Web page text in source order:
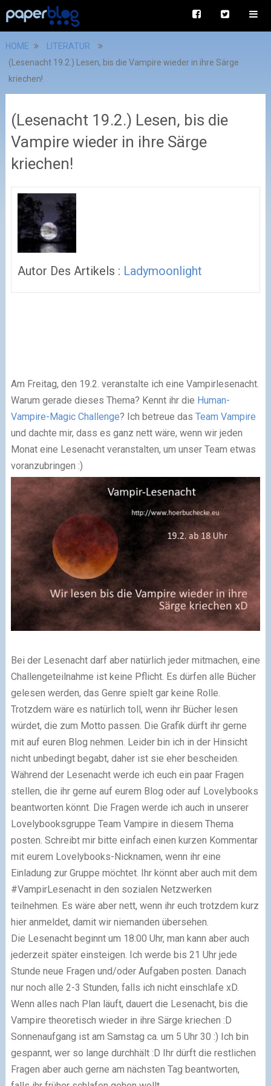
HOME
LITERATUR
(Lesenacht 19.2.) Lesen, bis die Vampire wieder in ihre Särge
kriechen!
(Lesenacht 19.2.) Lesen, bis die
Vampire wieder in ihre Särge
kriechen!
Autor Des Artikels : Ladymoonlight
Am Freitag, den 19.2. veranstalte ich eine Vampirlesenacht.
Warum gerade dieses Thema? Kennt ihr die Human-
Vampire-Magic Challenge? Ich betreue das Team Vampire
und dachte mir, dass es ganz nett wäre, wenn wir jeden
Monat eine Lesenacht veranstalten, um unser Team etwas
voranzubringen :)
Bei der Lesenacht darf aber natürlich jeder mitmachen, eine
Challengeteilnahme ist keine Pflicht. Es dürfen alle Bücher
gelesen werden, das Genre spielt gar keine Rolle.
Trotzdem wäre es natürlich toll, wenn ihr Bücher lesen
würdet, die zum Motto passen. Die Grafik dürft ihr gerne
mit auf euren Blog nehmen. Leider bin ich in der Hinsicht
nicht unbedingt begabt, daher ist sie eher bescheiden.
Während der Lesenacht werde ich euch ein paar Fragen
stellen, die ihr gerne auf eurem Blog oder auf Lovelybooks
beantworten könnt. Die Fragen werde ich auch in unserer
Lovelybooksgruppe Team Vampire in diesem Thema
posten. Schreibt mir bitte einfach einen kurzen Kommentar
mit eurem Lovelybooks-Nicknamen, wenn ihr eine
Einladung zur Gruppe möchtet. Ihr könnt aber auch mit dem
#VampirLesenacht in den sozialen Netzwerken
teilnehmen. Es wäre aber nett, wenn ihr euch trotzdem kurz
hier anmeldet, damit wir niemanden übersehen.
Die Lesenacht beginntum 18:00 Uhr, man kann aber auch
jederzeit später einsteigen. Ich werde bis 21 Uhr jede
Stunde neue Fragen und/oder Aufgaben posten. Danach
nur noch alle 2-3 Stunden, falls ich nicht einschlafe xD.
Wenn alles nach Plan läuft, dauert die Lesenacht, bis die
Vampire theoretisch wieder in ihre Särge kriechen :D
Sonnenaufgang ist am Samstag ca. um 5 Uhr 30 :) Ich bin
gespannt, wer so lange durchhält :D Ihr dürft die restlichen
Fragen aber auch gerne am nächsten Tag beantworten,